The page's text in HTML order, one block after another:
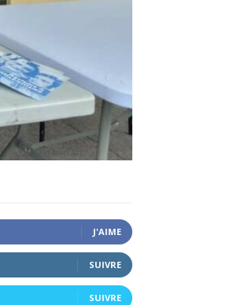
J'AIME
SUIVRE
SUIVRE